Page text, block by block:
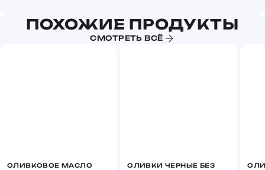
ПОХОЖИЕ ПРОДУКТЫ
СМОТРЕТЬ ВСЁ
ОЛИВКОВОЕ МАСЛО
ОЛИВКИ ЧЕРНЫЕ БЕЗ